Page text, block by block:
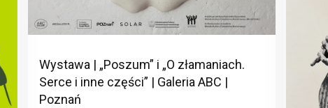
Wystawa | „Poszum” i „O złamaniach.
Serce i inne części” | Galeria ABC |
Poznań